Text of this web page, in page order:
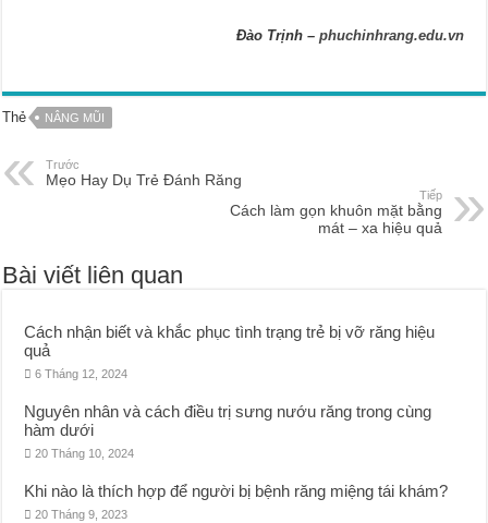
Đào Trịnh – phuchinhrang.edu.vn
Thẻ NÂNG MŨI
Trước
Mẹo Hay Dụ Trẻ Đánh Răng
Tiếp
Cách làm gọn khuôn mặt bằng
mát – xa hiệu quả
Bài viết liên quan
Cách nhận biết và khắc phục tình trạng trẻ bị vỡ răng hiệu
quả
6 Tháng 12, 2024
Nguyên nhân và cách điều trị sưng nướu răng trong cùng
hàm dưới
20 Tháng 10, 2024
Khi nào là thích hợp để người bị bệnh răng miệng tái khám?
20 Tháng 9, 2023